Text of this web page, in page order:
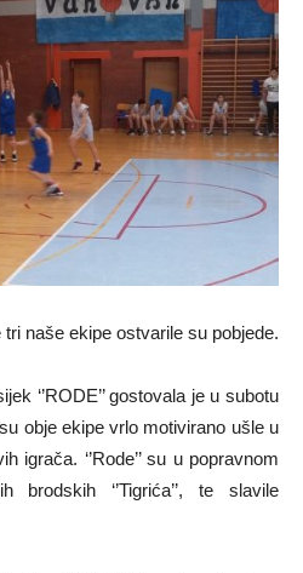
naše ekipe ostvarile su pobjede.
‘’RODE’’ gostovala je u subotu
obje ekipe vrlo motivirano ušle u
igrača. ‘’Rode’’ su u popravnom
‘’Tigrića’’, te slavile